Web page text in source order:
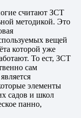
считают ЗСТ
методикой. Это
вещей
которой уже
То ест, ЗСТ
сам
элементы
садов и школ
панно,